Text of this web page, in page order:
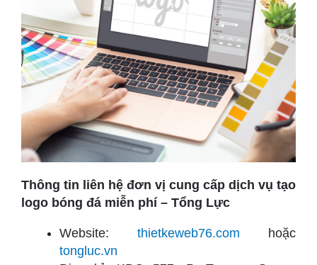
Thông tin liên hệ đơn vị cung cấp dịch vụ tạo
logo bóng đá miễn phí – Tổng Lực
Website: thietkeweb76.com hoặc
tongluc.vn